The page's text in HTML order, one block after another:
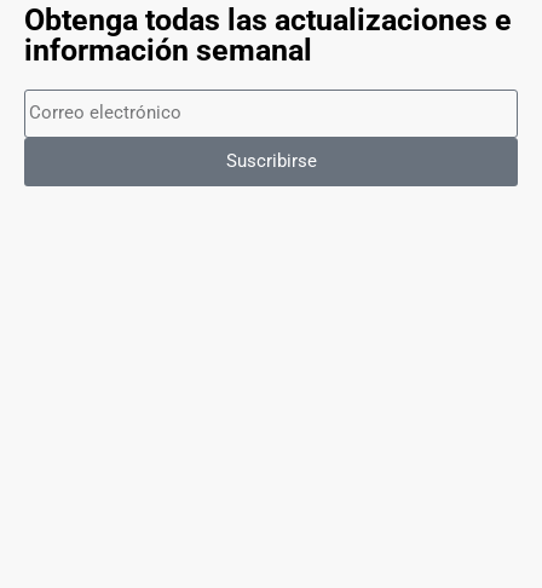
Obtenga todas las actualizaciones e
información semanal
Suscribirse